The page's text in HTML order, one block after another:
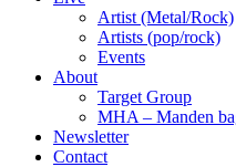
Artist (Metal/Rock)
Artists (pop/rock)
Events
About
Target Group
MHA – Manden
Newsletter
Contact